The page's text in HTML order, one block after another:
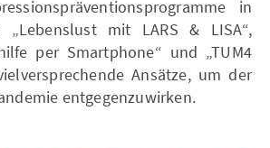
in
mit LARS & LISA“,
per Smartphone“ und „TUM4
Ansätze, um der
entgegenzuwirken.